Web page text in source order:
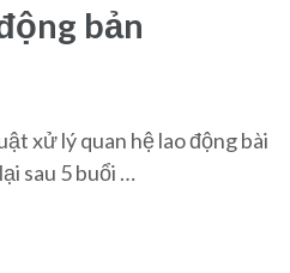
bản
xử lý quan hệ lao động bài
sau 5 buổi …